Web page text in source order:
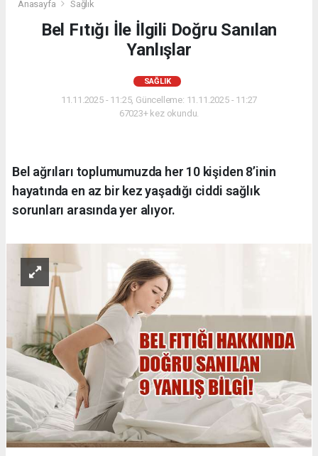
Anasayfa Sağlık
Bel Fıtığı İle İlgili Doğru Sanılan
Yanlışlar
SAĞLIK
11.11.2025 - 11:25, Güncelleme: 11.11.2025 - 11:27
67023+ kez okundu.
Bel ağrıları toplumumuzda her 10 kişiden 8’inin
hayatında en az bir kez yaşadığı ciddi sağlık
sorunları arasında yer alıyor.